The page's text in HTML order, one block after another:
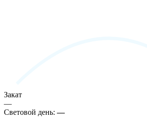
Закат
—
Световой день:—